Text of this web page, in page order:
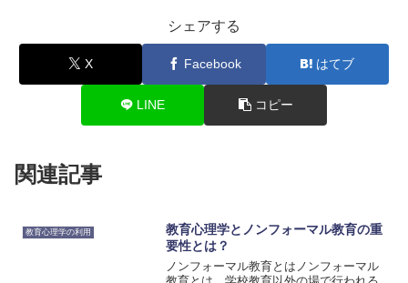
シェアする
X Facebook はてブ
LINE コピー
関連記事
教育心理学の利用
教育心理学とノンフォーマル教育の重
要性とは？
ノンフォーマル教育とはノンフォーマル